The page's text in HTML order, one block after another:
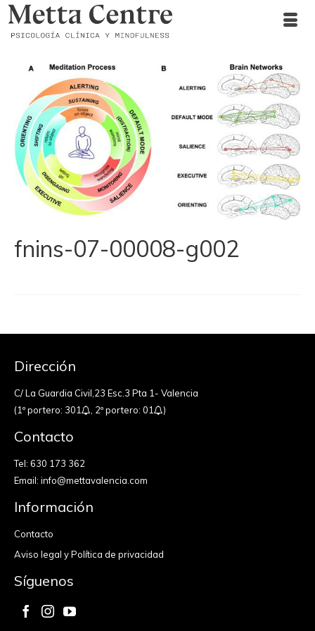
fnins-07-00008-g002
Dirección
C/ La Guardia Civil,23 Esc.3 Pta 1- Valencia
(1º portero: 301
, 2º portero: 01 )
Contacto
Tel: 630 173 362
Email: info@mettavalencia.com
Información
Contacto
Aviso legal y Política de privacidad
Síguenos